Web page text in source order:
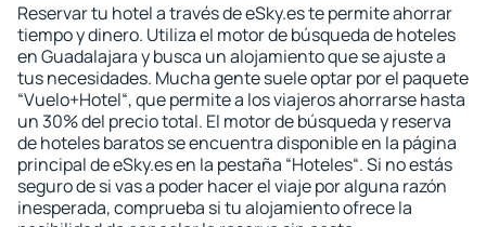
Reservar tu hotel a través de eSky.es te permite ahorrar
tiempo y dinero. Utiliza el motor de búsqueda de hoteles
en Guadalajara y busca un alojamiento que se ajuste a
tus necesidades. Mucha gente suele optar por el paquete
“Vuelo+Hotel“, que permite a los viajeros ahorrarse hasta
un 30% del precio total. El motor de búsqueda y reserva
de hoteles baratos se encuentra disponible en la página
principal de eSky.es en la pestaña “Hoteles“. Si no estás
seguro de si vas a poder hacer el viaje por alguna razón
inesperada, comprueba si tu alojamiento ofrece la